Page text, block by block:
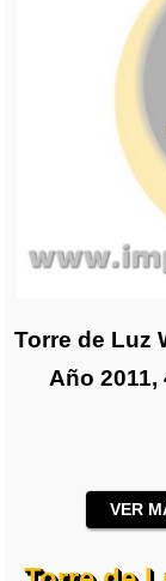
Torre de Luz
Año
VER